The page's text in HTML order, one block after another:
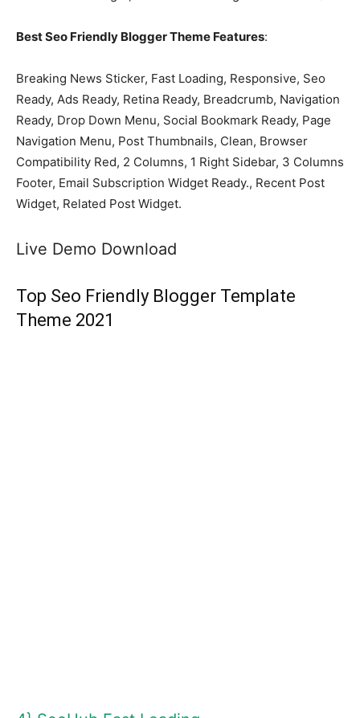
Best Seo Friendly Blogger Theme Features:
Breaking News Sticker, Fast Loading, Responsive, Seo
Ready, Ads Ready, Retina Ready, Breadcrumb, Navigation
Ready, Drop Down Menu, Social Bookmark Ready, Page
Navigation Menu, Post Thumbnails, Clean, Browser
Compatibility Red, 2 Columns, 1 Right Sidebar, 3 Columns
Footer, Email Subscription Widget Ready., Recent Post
Widget, Related Post Widget.
Live Demo Download
Top Seo Friendly Blogger Template
Theme 2021